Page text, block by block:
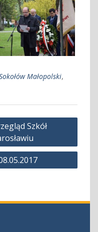
Małopolski,
Szkół